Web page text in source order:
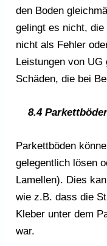
den Boden
gelingt es nicht,
nicht als Fehler
Leistungen von UG
Schäden, die bei
8.4
Parkettböden
gelegentlich lösen
Lamellen). Dies
wie z.B. dass die
Kleber unter dem
war.